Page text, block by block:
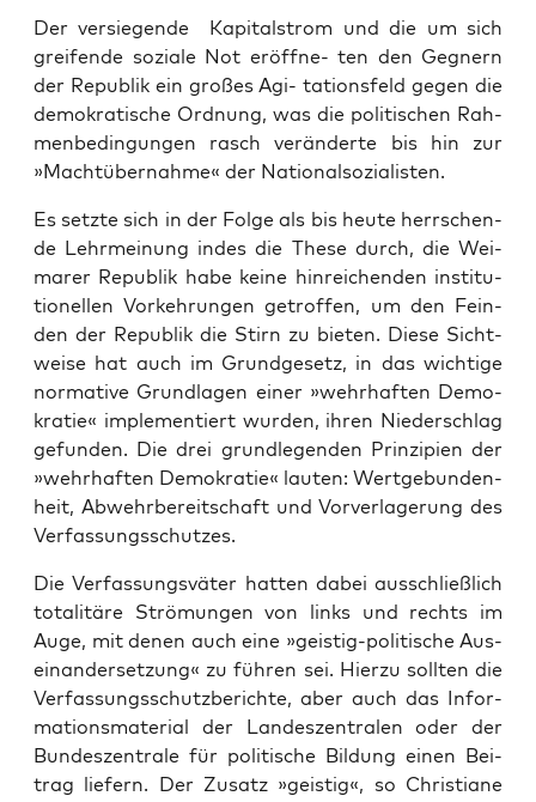
Der ver­sie­gen­de Kapi­tal­strom und die um sich
grei­fen­de sozia­le Not eröff­ne- ten den Geg­nern
der Repu­blik ein gro­ßes Agi- tati­ons­feld gegen die
demo­kra­ti­sche Ord­nung, was die poli­ti­schen Rah­
men­be­din­gun­gen rasch ver­än­der­te bis hin zur
»Macht­über­nah­me« der Nationalsozialisten.
Es setz­te sich in der Fol­ge als bis heu­te herr­schen­
de Lehr­mei­nung indes die The­se durch, die Wei­
ma­rer Repu­blik habe kei­ne hin­rei­chen­den insti­tu­
tio­nel­len Vor­keh­run­gen getrof­fen, um den Fein­
den der Repu­blik die Stirn zu bie­ten. Die­se Sicht­
wei­se hat auch im Grund­ge­setz, in das wich­ti­ge
nor­ma­ti­ve Grund­la­gen einer »wehr­haf­ten Demo­
kra­tie« imple­men­tiert wur­den, ihren Nie­der­schlag
gefun­den. Die drei grund­le­gen­den Prin­zi­pi­en der
»wehr­haf­ten Demo­kra­tie« lau­ten: Wert­ge­bun­den­
heit, Abwehr­be­reit­schaft und Vor­ver­la­ge­rung des
Verfassungsschutzes.
Die Ver­fas­sungs­vä­ter hat­ten dabei aus­schließ­lich
tota­li­tä­re Strö­mun­gen von links und rechts im
Auge, mit denen auch eine »geis­tig-poli­ti­sche Aus­
ein­an­der­set­zung« zu füh­ren sei. Hier­zu soll­ten die
Ver­fas­sungs­schutz­be­rich­te, aber auch das Infor­
ma­ti­ons­ma­te­ri­al der Lan­des­zen­tra­len oder der
Bun­des­zen­tra­le für poli­ti­sche Bil­dung einen Bei­
trag lie­fern. Der Zusatz »geis­tig«, so Chris­tia­ne